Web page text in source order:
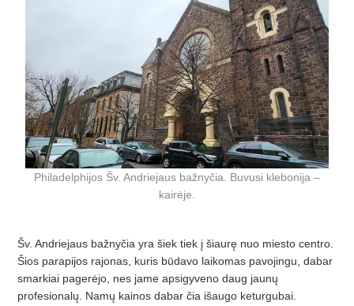
Philadelphijos Šv. Andriejaus bažnyčia. Buvusi klebonija –
kairėje.
Šv. Andriejaus bažnyčia yra šiek tiek į šiaurę nuo miesto centro.
Šios parapijos rajonas, kuris būdavo laikomas pavojingu, dabar
smarkiai pagerėjo, nes jame apsigyveno daug jaunų
profesionalų. Namų kainos dabar čia išaugo keturgubai.